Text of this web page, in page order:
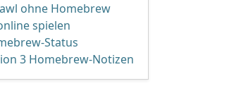
ohne Homebrew
spielen
Status
3 Homebrew-Notizen